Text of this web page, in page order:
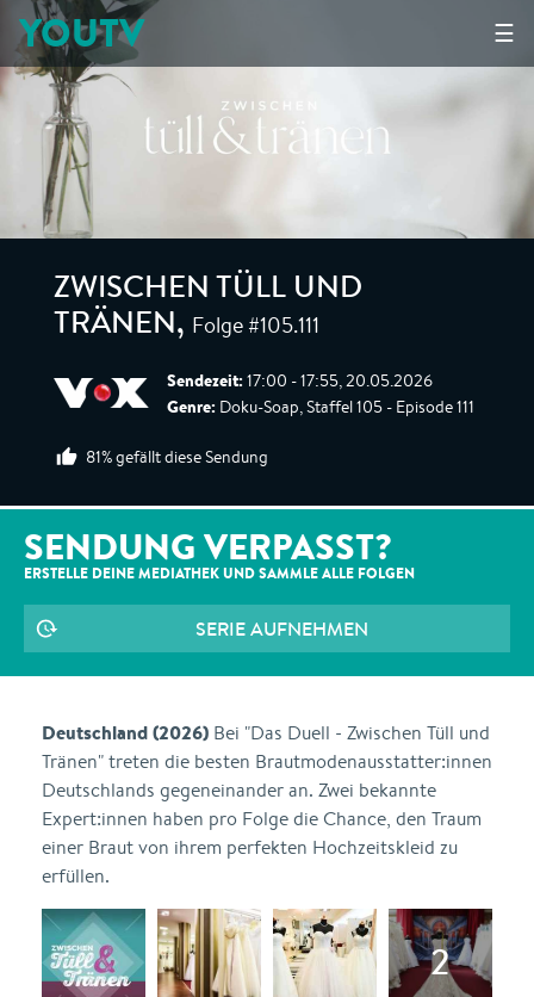
☰
YOUTV
ZWISCHEN TÜLL UND
TRÄNEN, Folge #105.111
Sendezeit: 17:00 - 17:55, 20.05.2026
Genre: Doku-Soap, Staffel 105 - Episode 111
81% gefällt diese Sendung
SENDUNG VERPASST?
ERSTELLE DEINE MEDIATHEK UND SAMMLE ALLE FOLGEN
SERIE AUFNEHMEN
Deutschland (2026) Bei "Das Duell - Zwischen Tüll und
Tränen" treten die besten Brautmodenausstatter:innen
Deutschlands gegeneinander an. Zwei bekannte
Expert:innen haben pro Folge die Chance, den Traum
einer Braut von ihrem perfekten Hochzeitskleid zu
erfüllen.